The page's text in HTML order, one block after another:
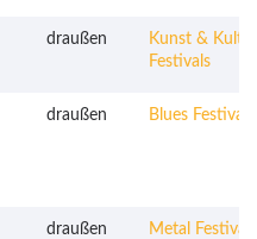
draußen
Kunst & Kultur
Festivals
draußen Blues Festivals
draußen Metal Festivals